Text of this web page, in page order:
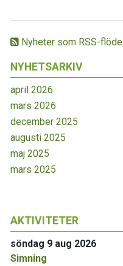
Nyheter som RSS-flöde
NYHETSARKIV
april 2026
mars 2026
december 2025
augusti 2025
maj 2025
mars 2025
AKTIVITETER
söndag 9 aug 2026
Simning